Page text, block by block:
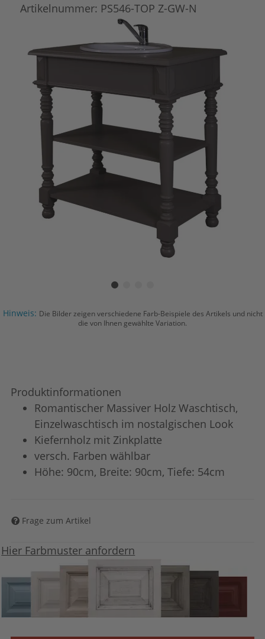
Artikelnummer: PS546-TOP Z-GW-N
Hinweis: Die Bilder zeigen verschiedene Farb-Beispiele des Artikels und nicht
die von Ihnen gewählte Variation.
Produktinformationen
Romantischer Massiver Holz Waschtisch,
Einzelwaschtisch im nostalgischen Look
Kiefernholz mit Zinkplatte
versch. Farben wählbar
Höhe: 90cm, Breite: 90cm, Tiefe: 54cm
Frage zum Artikel
Hier Farbmuster anfordern